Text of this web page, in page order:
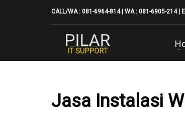
CALL/WA : 081-6964-814 | WA : 081-6905-214 |
Jasa Instalasi